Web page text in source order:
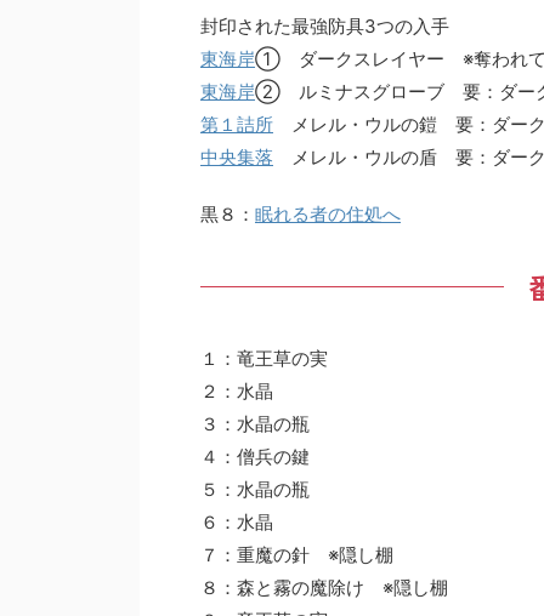
封印された最強防具3つの入手
東海岸① ダークスレイヤー ※奪われて
東海岸② ルミナスグローブ 要：ダー
第１詰所 メレル・ウルの鎧 要：ダー
中央集落 メレル・ウルの盾 要：ダー
黒８： 眠れる者の住処へ
１：竜王草の実
２：水晶
３：水晶の瓶
４：僧兵の鍵
５：水晶の瓶
６：水晶
７：重魔の針 ※隠し棚
８：森と霧の魔除け ※隠し棚